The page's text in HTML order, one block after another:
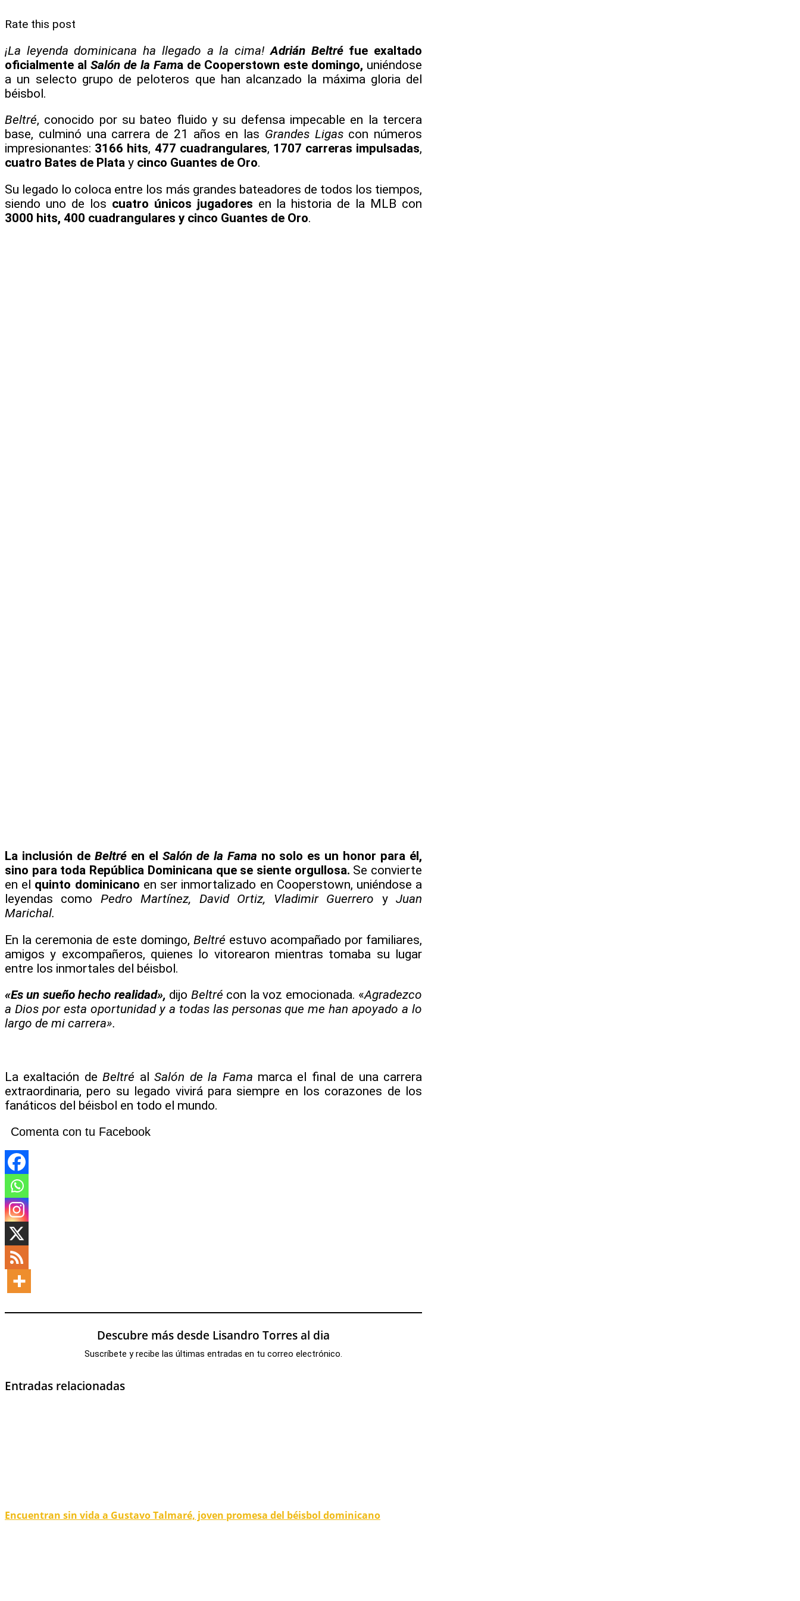
Rate this post
¡La leyenda dominicana ha llegado a la cima! Adrián Beltréfue exaltado
oficialmente alSalón de la Fama de Cooperstown este domingo, uniéndose
a un selecto grupo de peloteros que han alcanzado la máxima gloria del
béisbol.
Beltré, conocido por su bateo fluido y su defensa impecable en la tercera
base, culminó una carrera de 21 años en las Grandes Ligascon números
impresionantes: 3166 hits, 477 cuadrangulares, 1707 carreras impulsadas,
cuatro Bates de Plata y cinco Guantes de Oro.
Su legado lo coloca entre los más grandes bateadores de todos los tiempos,
siendo uno de los cuatro únicos jugadores en la historia de la MLB con
3000 hits, 400 cuadrangulares y cinco Guantes de Oro.
La inclusión de Beltréen el Salón de la Fama no solo es un honor para él,
sino para toda República Dominicana que se siente orgullosa. Se convierte
en el quinto dominicano en ser inmortalizado en Cooperstown, uniéndose a
leyendas como Pedro Martínez, David Ortiz, Vladimir Guerrero yJuan
Marichal.
En la ceremonia de este domingo,Beltré estuvo acompañado por familiares,
amigos y excompañeros, quienes lo vitorearon mientras tomaba su lugar
entre los inmortales del béisbol.
«Es un sueño hecho realidad», dijo Beltré con la voz emocionada. «Agradezco
a Dios por esta oportunidad y a todas las personas que me han apoyado a lo
largo de mi carrera».
La exaltación deBeltré alSalón de la Fama marca el final de una carrera
extraordinaria, pero su legado vivirá para siempre en los corazones de los
fanáticos del béisbol en todo el mundo.
Comenta con tu Facebook
Descubre más desde Lisandro Torres al dia
Suscríbete y recibe las últimas entradas en tu correo electrónico.
Entradas relacionadas
Encuentran sin vida a Gustavo Talmaré, joven promesa del béisbol dominicano